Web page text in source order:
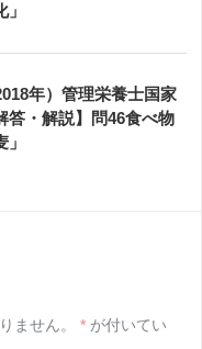
年）管理栄養士国家
答・解説】問46食べ物
ません。 * が付いてい